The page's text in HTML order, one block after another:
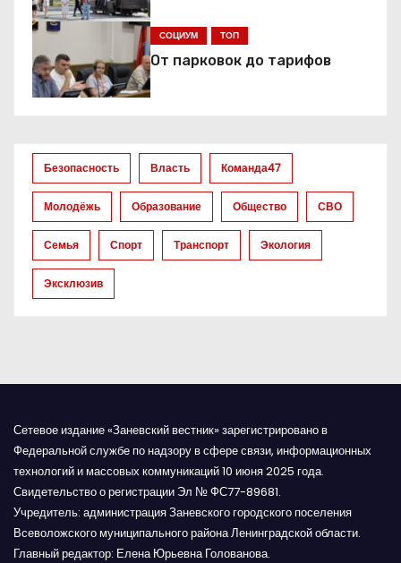
я
п
о
а
п
и
с
я
СОЦИУМ ТОП
От парковок до тарифов
Безопасность Власть Команда47
Молодёжь Образование Общество СВО
Семья Спорт Транспорт Экология
Эксклюзив
Сетевое издание «Заневский вестник» зарегистрировано в
Федеральной службе по надзору в сфере связи, информационных
технологий и массовых коммуникаций 10 июня 2025 года.
Свидетельство о регистрации Эл № ФС77-89681.
Учредитель: администрация Заневского городского поселения
Всеволожского муниципального района Ленинградской области.
Главный редактор: Елена Юрьевна Голованова.